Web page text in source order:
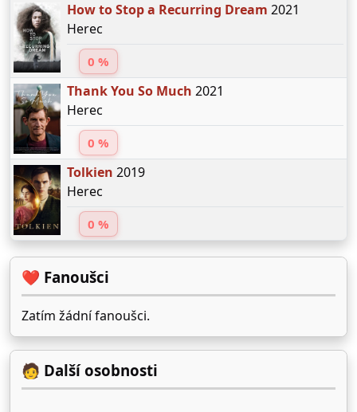
How to Stop a Recurring Dream 2021
Herec
0 %
Thank You So Much 2021
Herec
0 %
Tolkien 2019
Herec
0 %
❤️ Fanoušci
Zatím žádní fanoušci.
🧑 Další osobnosti